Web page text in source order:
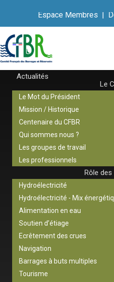
Espace Membres |
Actualités
Le
Le Mot du Président
Mission / Historique
Centenaire du CFBR
Qui sommes nous ?
Les groupes de travail
Les professionnels
Rôle
Hydroélectricité
Hydroélectricité - Mix
Alimentation en eau
Soutien d’étiage
Ecrêtement des crues
Navigation
Barrages à buts multiples
Tourisme